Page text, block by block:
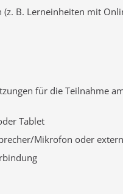
(z. B. Lerneinheiten mit
für die Teilnahme
Tablet
Mikrofon oder